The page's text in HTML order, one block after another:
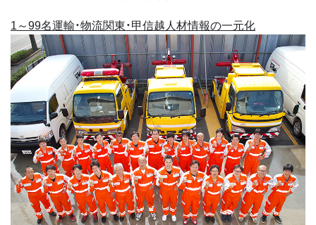
1～99名運輸・物流関東・甲信越人材情報の一元化